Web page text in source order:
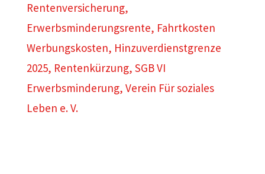
Rentenversicherung,
Erwerbsminderungsrente, Fahrtkosten
Werbungskosten, Hinzuverdienstgrenze
2025, Rentenkürzung, SGB VI
Erwerbsminderung, Verein Für soziales
Leben e. V.